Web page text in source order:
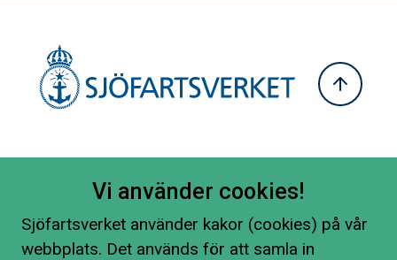
Vi använder cookies!
Sjöfartsverket använder kakor (cookies) på vår
webbplats. Det används för att samla in